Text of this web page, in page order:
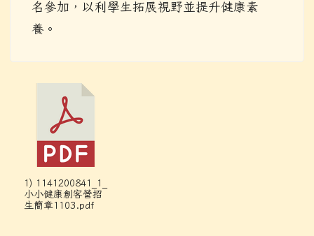
名參加，以利學生拓展視野並提升健康素
養。
1) 1141200841_1_
小小健康創客營招
生簡章1103.pdf